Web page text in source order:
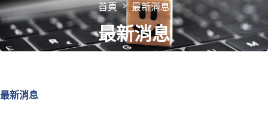
首頁
最新消息
最新消息
最新消息